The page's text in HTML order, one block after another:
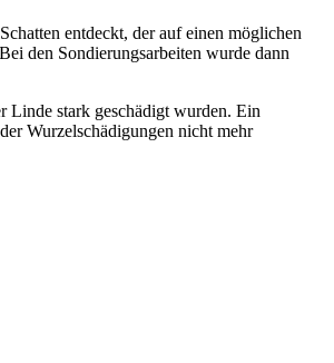
entdeckt, der auf einen möglichen
den Sondierungsarbeiten wurde dann
Linde stark geschädigt wurden. Ein
Wurzelschädigungen nicht mehr